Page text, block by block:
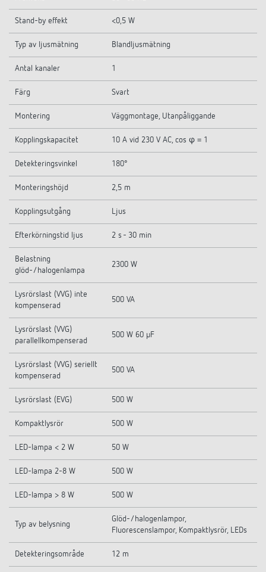
Stand-by effekt <0,5 W
Typ av ljusmätning Blandljusmätning
Antal kanaler 1
Färg Svart
Montering Väggmontage, Utanpåliggande
Kopplingskapacitet 10 A vid 230 V AC, cos φ = 1
Detekteringsvinkel 180°
Monteringshöjd 2,5 m
Kopplingsutgång Ljus
Efterkörningstid ljus 2 s - 30 min
Belastning
glöd-/halogenlampa
2300 W
Lysrörslast (VVG) inte
kompenserad
500 VA
Lysrörslast (VVG)
parallellkompenserad
500 W 60 µF
Lysrörslast (VVG) seriellt
kompenserad
500 VA
Lysrörslast (EVG) 500 W
Kompaktlysrör 500 W
LED-lampa < 2 W 50 W
LED-lampa 2-8 W 500 W
LED-lampa > 8 W 500 W
Typ av belysning
Glöd-/halogenlampor,
Fluorescenslampor, Kompaktlysrör, LEDs
Detekteringsområde 12 m